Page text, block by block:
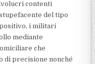
contenti
del tipo
positivo, i militari
mediante
che
di precisione nonché